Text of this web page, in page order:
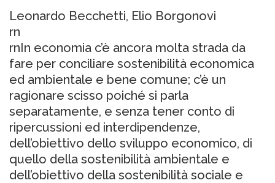
Leonardo Becchetti, Elio Borgonovi
rn
rnIn economia c’è ancora molta strada da
fare per conciliare sostenibilità economica
ed ambientale e bene comune; c’è un
ragionare scisso poiché si parla
separatamente, e senza tener conto di
ripercussioni ed interdipendenze,
dell’obiettivo dello sviluppo economico, di
quello della sostenibilità ambientale e
dell’obiettivo della sostenibilità sociale e